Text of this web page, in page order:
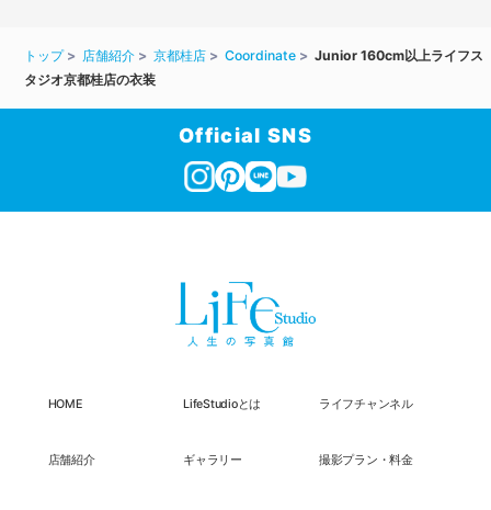
トップ 店舗紹介 京都桂店 Coordinate
Junior 160cm以上ライフス
タジオ京都桂店の衣装
Official SNS
HOME LifeStudioとは ライフチャンネル
店舗紹介 ギャラリー 撮影プラン・料金